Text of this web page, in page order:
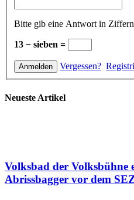
Bitte gib eine Antwort in
13 − sieben =
Vergessen?
Neueste Artikel
Volksbad der Volksbühne
Abrissbagger vor dem